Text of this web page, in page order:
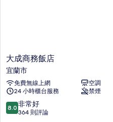
大
成
商
務
飯
店
宜
大成商務飯店
宜蘭市
免費無線上網
空調
24 小時櫃台服務
禁煙
8.0
分，
8.0 非常好
364 則評論